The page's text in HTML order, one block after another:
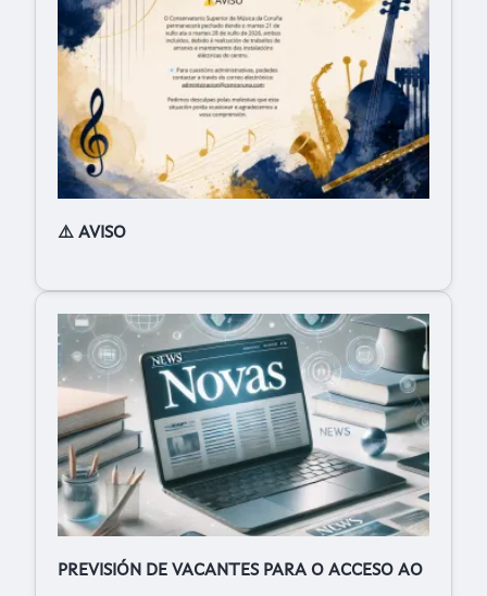
⚠️ AVISO
PREVISIÓN DE VACANTES PARA O ACCESO AO